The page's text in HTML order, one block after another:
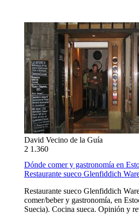
David Vecino de la Guía
2 1.360
Dónde comer y gastronomía en
Restaurante sueco Glenfiddich
Restaurante sueco Glenfiddich
comer/beber y gastronomía, en
Suecia). Cocina sueca. Opinión y